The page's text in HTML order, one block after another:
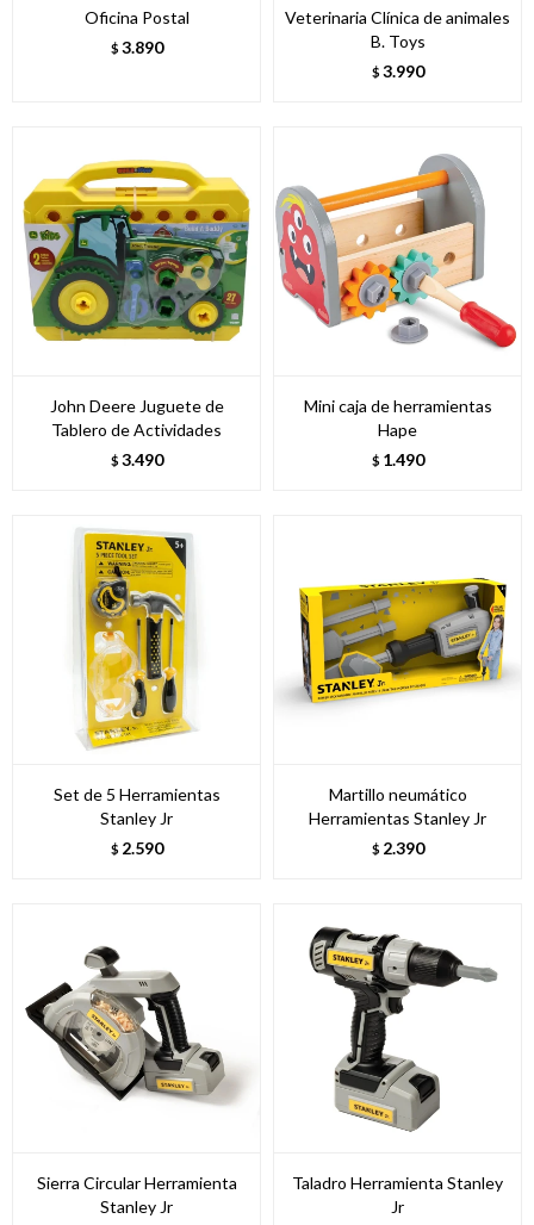
Oficina Postal
$ 3.890
Veterinaria Clínica de animales
B. Toys
$ 3.990
John Deere Juguete de
Tablero de Actividades
$ 3.490
Mini caja de herramientas
Hape
$ 1.490
Set de 5 Herramientas
Stanley Jr
$ 2.590
Martillo neumático
Herramientas Stanley Jr
$ 2.390
Sierra Circular Herramienta
Stanley Jr
Taladro Herramienta Stanley
Jr